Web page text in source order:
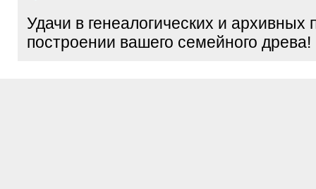
Удачи в генеалогических и архивных
построении вашего семейного древа!